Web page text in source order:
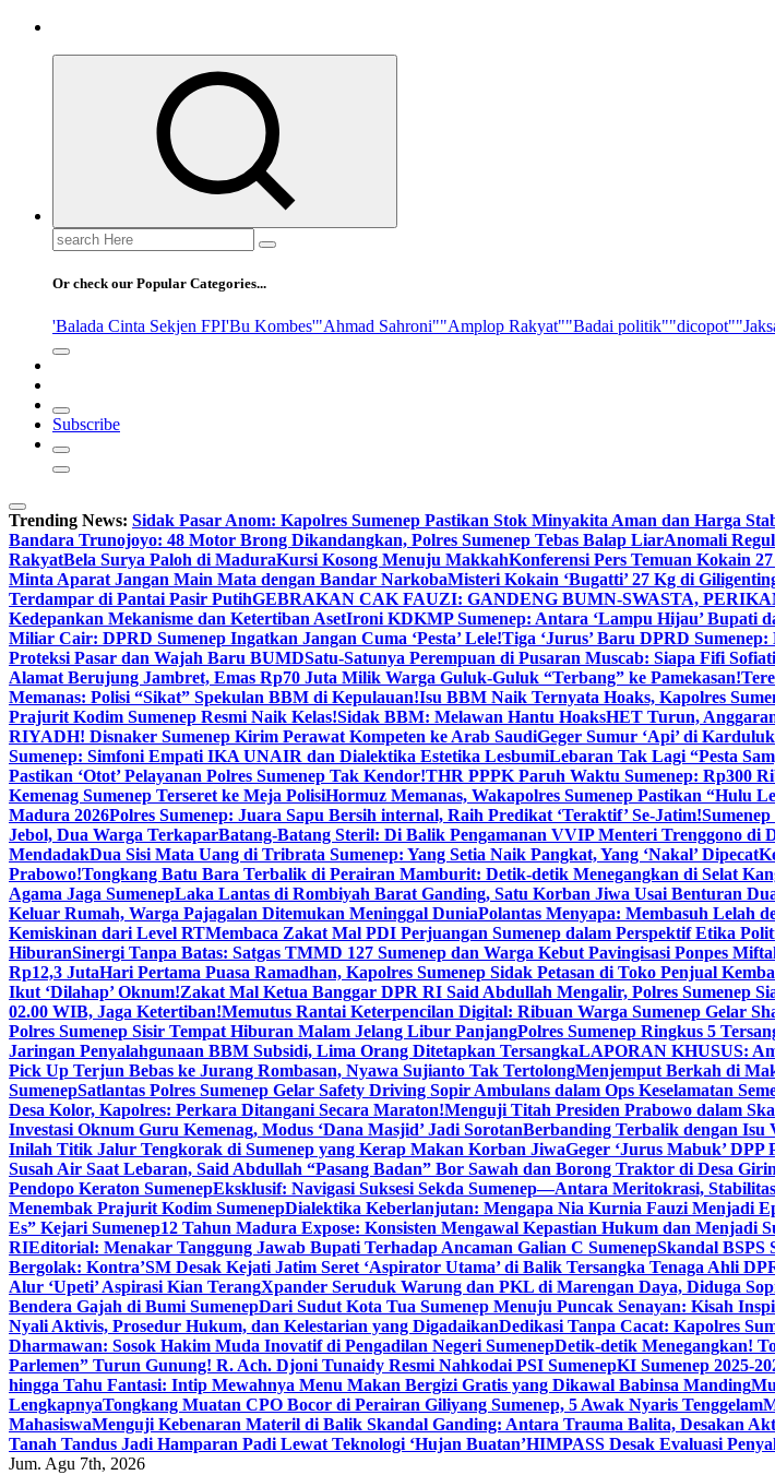
Search
for:
Or check our Popular Categories...
'Balada Cinta Sekjen FPI'Bu Kombes'"Ahmad Sahroni""Amplop Rakyat""Badai politik""dicopot"
Subscribe
Trending News: Sidak Pasar Anom: Kapolres Sumenep Pastikan Stok Minyakita Aman dan Harga
Bandara Trunojoyo: 48 Motor Brong Dikandangkan, Polres Sumenep Tebas Balap LiarAnomali
RakyatBela Surya Paloh di MaduraKursi Kosong Menuju MakkahKonferensi Pers Temuan Kokain
Minta Aparat Jangan Main Mata dengan Bandar NarkobaMisteri Kokain ‘Bugatti’ 27 Kg di
Terdampar di Pantai Pasir PutihGEBRAKAN CAK FAUZI: GANDENG BUMN-SWASTA,
Kedepankan Mekanisme dan Ketertiban AsetIroni KDKMP Sumenep: Antara ‘Lampu Hijau’ Bupati
Miliar Cair: DPRD Sumenep Ingatkan Jangan Cuma ‘Pesta’ Lele!Tiga ‘Jurus’ Baru DPRD
Proteksi Pasar dan Wajah Baru BUMDSatu-Satunya Perempuan di Pusaran Muscab: Siapa Fifi
Alamat Berujung Jambret, Emas Rp70 Juta Milik Warga Guluk-Guluk “Terbang” ke Pamekasan!
Memanas: Polisi “Sikat” Spekulan BBM di Kepulauan!Isu BBM Naik Ternyata Hoaks, Kapolres
Prajurit Kodim Sumenep Resmi Naik Kelas!Sidak BBM: Melawan Hantu HoaksHET Turun,
RIYADH! Disnaker Sumenep Kirim Perawat Kompeten ke Arab SaudiGeger Sumur ‘Api’ di
Sumenep: Simfoni Empati IKA UNAIR dan Dialektika Estetika LesbumiLebaran Tak Lagi “Pesta
Pastikan ‘Otot’ Pelayanan Polres Sumenep Tak Kendor!THR PPPK Paruh Waktu Sumenep: Rp300
Kemenag Sumenep Terseret ke Meja PolisiHormuz Memanas, Wakapolres Sumenep Pastikan “Hulu
Madura 2026Polres Sumenep: Juara Sapu Bersih internal, Raih Predikat ‘Teraktif’ Se-Jatim!
Jebol, Dua Warga TerkaparBatang-Batang Steril: Di Balik Pengamanan VVIP Menteri Trenggono di
MendadakDua Sisi Mata Uang di Tribrata Sumenep: Yang Setia Naik Pangkat, Yang ‘Nakal’ Dipecat
Prabowo!Tongkang Batu Bara Terbalik di Perairan Mamburit: Detik-detik Menegangkan di Selat
Agama Jaga SumenepLaka Lantas di Rombiyah Barat Ganding, Satu Korban Jiwa Usai Benturan
Keluar Rumah, Warga Pajagalan Ditemukan Meninggal DuniaPolantas Menyapa: Membasuh Lelah
Kemiskinan dari Level RTMembaca Zakat Mal PDI Perjuangan Sumenep dalam Perspektif Etika
HiburanSinergi Tanpa Batas: Satgas TMMD 127 Sumenep dan Warga Kebut Pavingisasi Ponpes
Rp12,3 JutaHari Pertama Puasa Ramadhan, Kapolres Sumenep Sidak Petasan di Toko Penjual
Ikut ‘Dilahap’ Oknum!Zakat Mal Ketua Banggar DPR RI Said Abdullah Mengalir, Polres Sumenep
02.00 WIB, Jaga Ketertiban!Memutus Rantai Keterpencilan Digital: Ribuan Warga Sumenep Gelar
Polres Sumenep Sisir Tempat Hiburan Malam Jelang Libur PanjangPolres Sumenep Ringkus 5
Jaringan Penyalahgunaan BBM Subsidi, Lima Orang Ditetapkan TersangkaLAPORAN KHUSUS:
Pick Up Terjun Bebas ke Jurang Rombasan, Nyawa Sujianto Tak TertolongMenjemput Berkah di
SumenepSatlantas Polres Sumenep Gelar Safety Driving Sopir Ambulans dalam Ops Keselamatan
Desa Kolor, Kapolres: Perkara Ditangani Secara Maraton!Menguji Titah Presiden Prabowo dalam
Investasi Oknum Guru Kemenag, Modus ‘Dana Masjid’ Jadi SorotanBerbanding Terbalik dengan
Inilah Titik Jalur Tengkorak di Sumenep yang Kerap Makan Korban JiwaGeger ‘Jurus Mabuk’
Susah Air Saat Lebaran, Said Abdullah “Pasang Badan” Bor Sawah dan Borong Traktor di Desa
Pendopo Keraton SumenepEksklusif: Navigasi Suksesi Sekda Sumenep—Antara Meritokrasi,
Menembak Prajurit Kodim SumenepDialektika Keberlanjutan: Mengapa Nia Kurnia Fauzi Menjadi
Es” Kejari Sumenep12 Tahun Madura Expose: Konsisten Mengawal Kepastian Hukum dan Menjadi
RIEditorial: Menakar Tanggung Jawab Bupati Terhadap Ancaman Galian C SumenepSkandal BSPS
Bergolak: Kontra’SM Desak Kejati Jatim Seret ‘Aspirator Utama’ di Balik Tersangka Tenaga Ahli
Alur ‘Upeti’ Aspirasi Kian TerangXpander Seruduk Warung dan PKL di Marengan Daya, Diduga
Bendera Gajah di Bumi SumenepDari Sudut Kota Tua Sumenep Menuju Puncak Senayan: Kisah
Nyali Aktivis, Prosedur Hukum, dan Kelestarian yang DigadaikanDedikasi Tanpa Cacat: Kapolres
Dharmawan: Sosok Hakim Muda Inovatif di Pengadilan Negeri SumenepDetik-detik Menegangkan!
Parlemen” Turun Gunung! R. Ach. Djoni Tunaidy Resmi Nahkodai PSI SumenepKI Sumenep 2025-
hingga Tahu Fantasi: Intip Mewahnya Menu Makan Bergizi Gratis yang Dikawal Babinsa Manding
LengkapnyaTongkang Muatan CPO Bocor di Perairan Giliyang Sumenep, 5 Awak Nyaris Tenggelam
MahasiswaMenguji Kebenaran Materil di Balik Skandal Ganding: Antara Trauma Balita, Desakan
Tanah Tandus Jadi Hamparan Padi Lewat Teknologi ‘Hujan Buatan’HIMPASS Desak Evaluasi
Jum. Agu 7th, 2026